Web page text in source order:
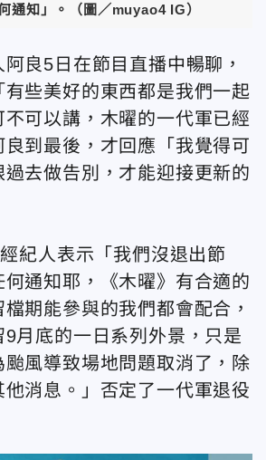
通知」。（圖／muyao4 IG）
良5日在節目直播中暢聊，
些美好的東西都是我們一起
可以講，木曜的一代軍已經
到最後，才回應「我覺得可
去做告別，才能迎接更新的
紀人表示「我們沒退出節
何通知耶，《木曜》有合適的
期能參與的我們都會配合，
月底的一日系列外景，只是
風導致場地問題取消了，除
他消息。」否定了一代軍退役